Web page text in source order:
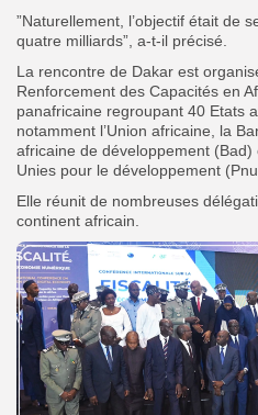
”Naturellement, l’objectif était de
quatre milliards”, a-t-il précisé.
La rencontre de Dakar est
Renforcement des Capacités en
panafricaine regroupant 40 Etats
notamment l’Union africaine, la
africaine de développement
Unies pour le développement
Elle réunit de nombreuses
continent africain.